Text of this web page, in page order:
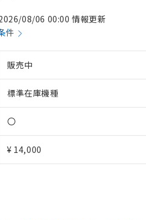
08/06 00:00 情報更新
件
販売中
標準在庫機種
〇
¥ 14,000